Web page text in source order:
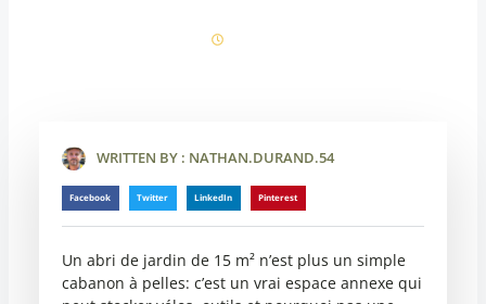
08:38
WRITTEN BY : NATHAN.DURAND.54
Facebook Twitter LinkedIn Pinterest
Un abri de jardin de 15 m² n’est plus un simple
cabanon à pelles: c’est un vrai espace annexe qui